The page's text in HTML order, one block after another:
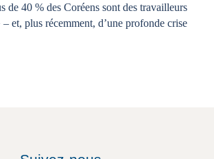
de 40 % des Coréens sont des travailleurs
et, plus récemment, d’une profonde crise